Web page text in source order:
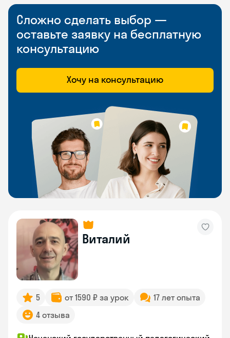
Сложно сделать выбор —
оставьте заявку на бесплатную
консультацию
Хочу на консультацию
Виталий
5 от 1590 ₽ за урок
17 лет опыта
4 отзыва